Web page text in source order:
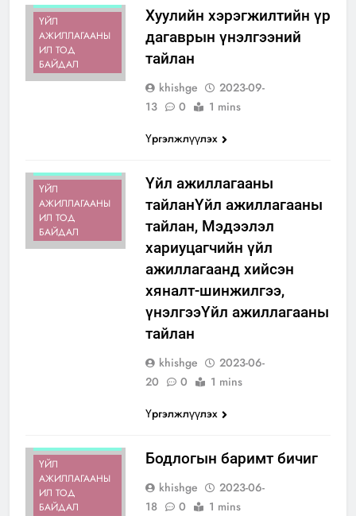
ҮЙЛ
АЖИЛЛАГААНЫ
ИЛ ТОД
БАЙДАЛ
Хуулийн хэрэгжилтийн үр
дагаврын үнэлгээний
тайлан
khishge
2023-09-
13
0
1 mins
Үргэлжлүүлэх
ҮЙЛ
АЖИЛЛАГААНЫ
ИЛ ТОД
БАЙДАЛ
Үйл ажиллагааны
тайланҮйл ажиллагааны
тайлан, Мэдээлэл
хариуцагчийн үйл
ажиллагаанд хийсэн
хяналт-шинжилгээ,
үнэлгээҮйл ажиллагааны
тайлан
khishge
2023-06-
20
0
1 mins
Үргэлжлүүлэх
ҮЙЛ
АЖИЛЛАГААНЫ
ИЛ ТОД
БАЙДАЛ
Бодлогын баримт бичиг
khishge
2023-06-
18
0
1 mins